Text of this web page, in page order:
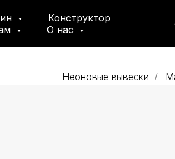
Конструктор
О нас
Неоновые вывески /